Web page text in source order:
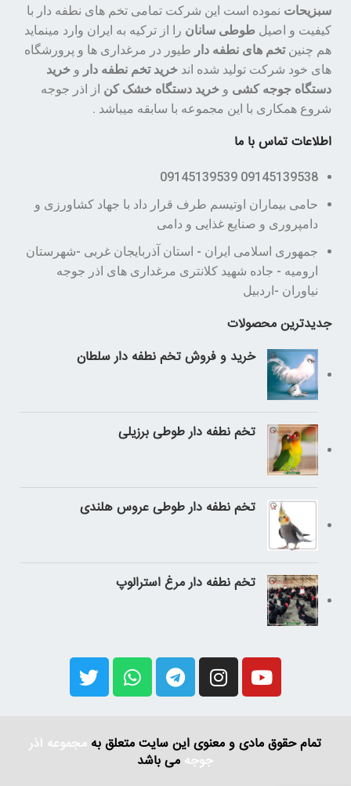
سبزیحات نموده است این شرکت تمامی تخم های نطفه دار با
کیفیت و اصیلطوطی سانان را از ترکیه به ایران وارد مینماید
هم چنینتخم های نطفه دار طیور در مرغداری ها و پرورشگاه
های خود شرکت تولید شده اندخرید تخم نطفه دار وخرید
دستگاه جوجه کشی وخرید دستگاه خشک کن از اذر جوجه
شروع همکاری با این مجموعه با سابقه میباشد .
اطلاعات تماس با ما
09145139538 09145139539
حامی بیماران اوتیسم طرف قرار داد با جهاد کشاورزی و
دامپروری و صنایع غذایی و دامی
جمهوری اسلامی ایران - استان آذربایجان غربی -شهرستان
ارومیه - جاده شهید کلانتری مرغداری های اذر جوجه
نیاوران -اردبیل
جدیدترین محصولات
خرید و فروش تخم نطفه دار سلطان
تخم نطفه دار طوطی برزیلی
تخم نطفه دار طوطی عروس هلندی
تخم نطفه دار مرغ استرالوپ
تمام حقوق مادی و معنوی این سایت متعلق به مجموعه آذر
جوجه می باشد